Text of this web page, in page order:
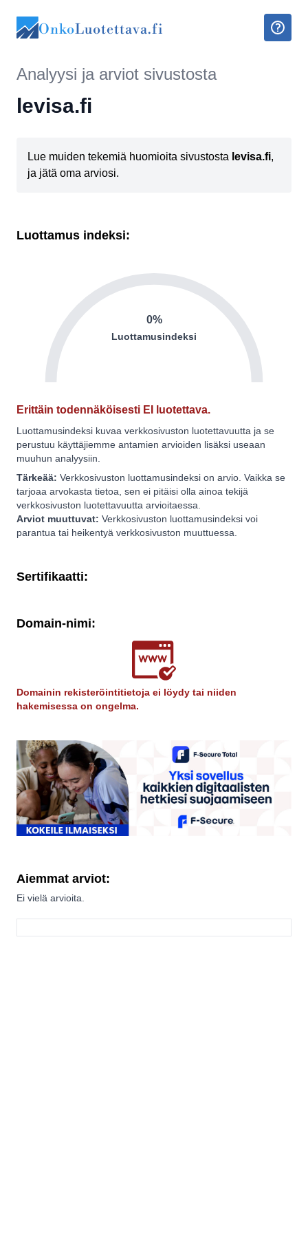
OnkoLuotettava.fi
Analyysi ja arviot sivustosta
levisa.fi
Lue muiden tekemiä huomioita sivustosta levisa.fi,
ja jätä oma arviosi.
Luottamus indeksi:
0%
Luottamusindeksi
Erittäin todennäköisesti EI luotettava.
Luottamusindeksi kuvaa verkkosivuston luotettavuutta ja se
perustuu käyttäjiemme antamien arvioiden lisäksi useaan
muuhun analyysiin.
Tärkeää: Verkkosivuston luottamusindeksi on arvio. Vaikka se
tarjoaa arvokasta tietoa, sen ei pitäisi olla ainoa tekijä
verkkosivuston luotettavuutta arvioitaessa.
Arviot muuttuvat: Verkkosivuston luottamusindeksi voi
parantua tai heikentyä verkkosivuston muuttuessa.
Sertifikaatti:
Domain-nimi:
Domainin rekisteröintitietoja ei löydy tai niiden
hakemisessa on ongelma.
Aiemmat arviot:
Ei vielä arvioita.